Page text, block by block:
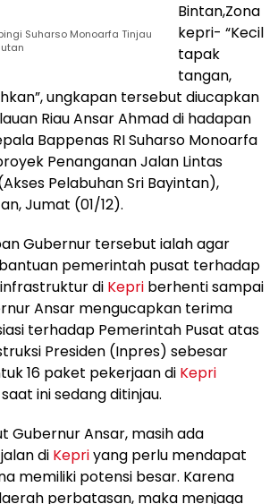
Suharso Monoarfa Tinjau
Bintan,Zona
kepri- “Kecil
tapak
tangan,
ungkapan tersebut diucapkan
Riau Ansar Ahmad di hadapan
Bappenas RI Suharso Monoarfa
Penanganan Jalan Lintas
Pelabuhan Sri Bayintan),
Jumat (01/12).
Gubernur tersebut ialah agar
pemerintah pusat terhadap
di Kepri berhenti sampai
Ansar mengucapkan terima
terhadap Pemerintah Pusat atas
Presiden (Inpres) sebesar
16 paket pekerjaan di Kepri
ini sedang ditinjau.
Gubernur Ansar, masih ada
di Kepriyang perlu mendapat
memiliki potensi besar. Karena
perbatasan, maka menjaga